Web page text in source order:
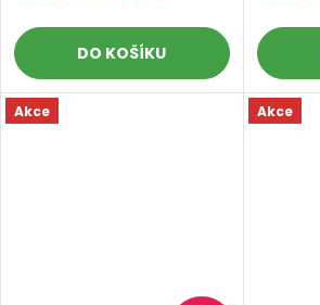
DO KOŠÍKU
Akce Akce